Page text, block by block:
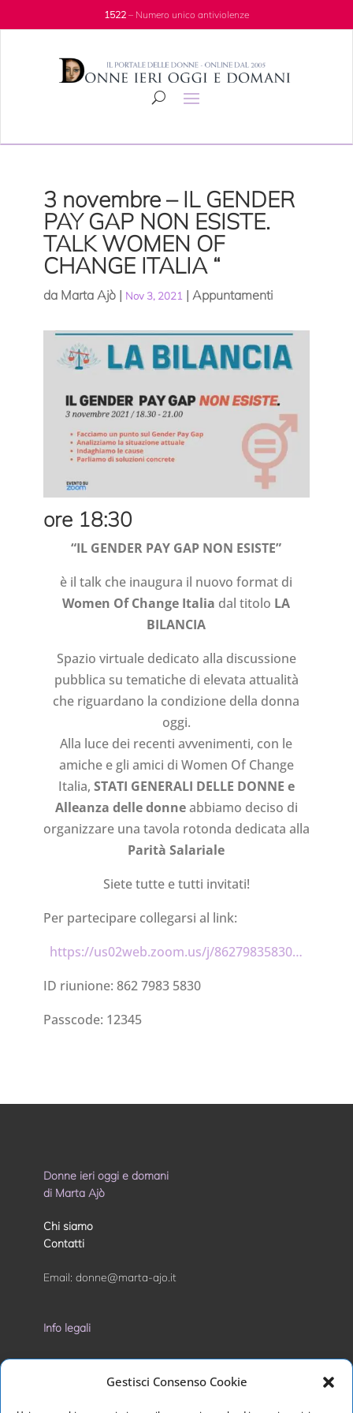
Gestisci Consenso Cookie
1522– Numero unico antiviolenze
3 novembre – IL GENDER
PAY GAP NON ESISTE.
TALK WOMEN OF
CHANGE ITALIA “
da Marta Ajò| Nov 3, 2021| Appuntamenti
ore 18:30
“IL GENDER PAY GAP NON ESISTE”
è il talk che inaugura il nuovo format di
Women Of Change Italia dal titolo LA
BILANCIA
Spazio virtuale dedicato alla discussione
pubblica su tematiche di elevata attualità
che riguardano la condizione della donna
oggi.
Alla luce dei recenti avvenimenti, con le
amiche e gli amici di Women Of Change
Italia, STATI GENERALI DELLE DONNE e
Alleanza delle donneabbiamo deciso di
organizzare una tavola rotonda dedicata alla
Parità Salariale
Siete tutte e tutti invitati!
Per partecipare collegarsi al link:
https://us02web.zoom.us/j/86279835830…
ID riunione: 862 7983 5830
Passcode: 12345
Donne ieri oggi e domani
di Marta Ajò
Chi siamo
Contatti
Email: donne@marta-ajo.it
Info legali
Privacy Policy
Cookie Policy